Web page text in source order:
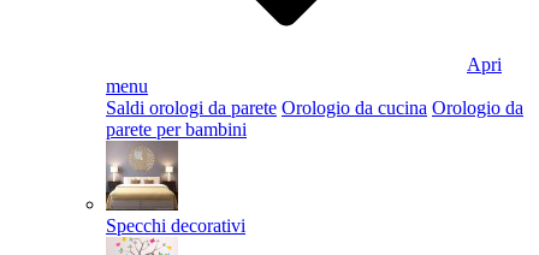
Apri
menu
Saldi orologi da parete Orologio da cucina Orologio da
parete per bambini
Specchi decorativi